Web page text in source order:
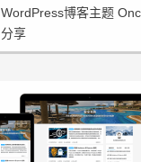
WordPress博客主题
分享